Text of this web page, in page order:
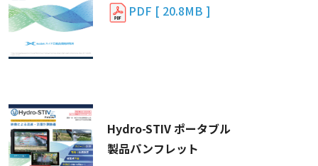
PDF [ 20.8MB ]
Hydro-STIV ポータブル
製品パンフレット